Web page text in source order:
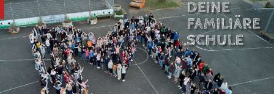
Oberschule –
Offene
Ganztagsschule